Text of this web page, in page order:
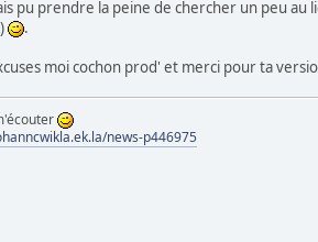
pu prendre la peine de chercher un peu
.
moi cochon prod' et merci pour ta
news-p446975